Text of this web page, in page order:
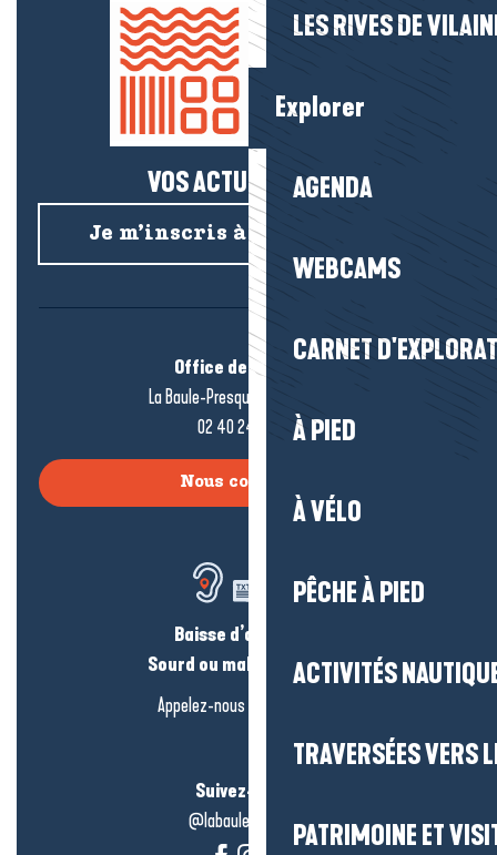
LES RIVES DE
Explorer
AGENDA
WEBCAMS
CARNET
À PIED
À VÉLO
PÊCHE À PIED
ACTIVITÉS
TRAVERSÉES VERS
PATRIMOINE ET
VOS ACTUS SALÉES !
Je m’inscris à la newsletter
Office de tourisme
La Baule-Presqu’île de Guérande
02 40 24 34 44
Nous contacter
Baisse d’audition ?
Sourd ou malentendant ?
Appelez-nous en
Suivez-nous !
@labauleguérande